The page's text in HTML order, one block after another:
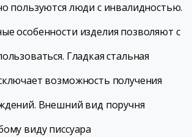
пользуются люди с инвалидностью.
особенности изделия позволяют с
Гладкая стальная
возможность получения
Внешний вид поручня
виду писсуара